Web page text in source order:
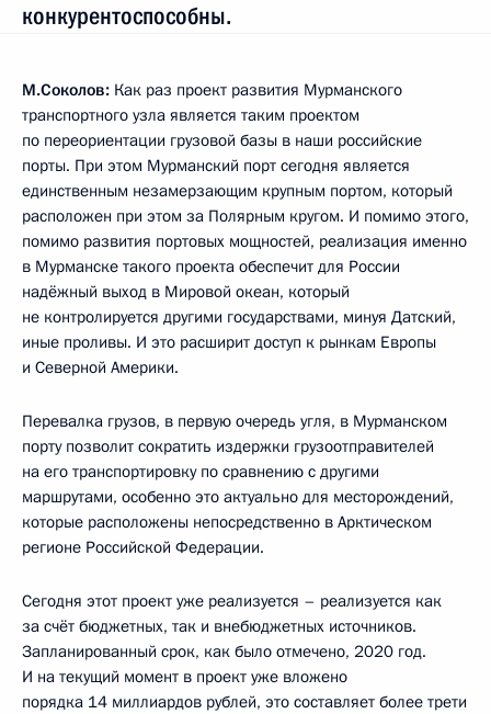
конкурентоспособны.
М.Соколов: Как раз проект развития Мурманского
транспортного узла является таким проектом
по переориентации грузовой базы в наши российские
порты. При этом Мурманский порт сегодня является
единственным незамерзающим крупным портом, который
расположен при этом за Полярным кругом. И помимо этого,
помимо развития портовых мощностей, реализация именно
в Мурманске такого проекта обеспечит для России
надёжный выход в Мировой океан, который
не контролируется другими государствами, минуя Датский,
иные проливы. И это расширит доступ к рынкам Европы
и Северной Америки.
Перевалка грузов, в первую очередь угля, в Мурманском
порту позволит сократить издержки грузоотправителей
на его транспортировку по сравнению с другими
маршрутами, особенно это актуально для месторождений,
которые расположены непосредственно в Арктическом
регионе Российской Федерации.
Сегодня этот проект уже реализуется – реализуется как
за счёт бюджетных, так и внебюджетных источников.
Запланированный срок, как было отмечено, 2020 год.
И на текущий момент в проект уже вложено
порядка 14 миллиардов рублей, это составляет более трети